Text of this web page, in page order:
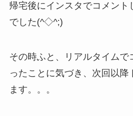
帰宅後にインスタでコメント
でした(^◇^;)
その時ふと、リアルタイムで
ったことに気づき、次回以降
ます。。。